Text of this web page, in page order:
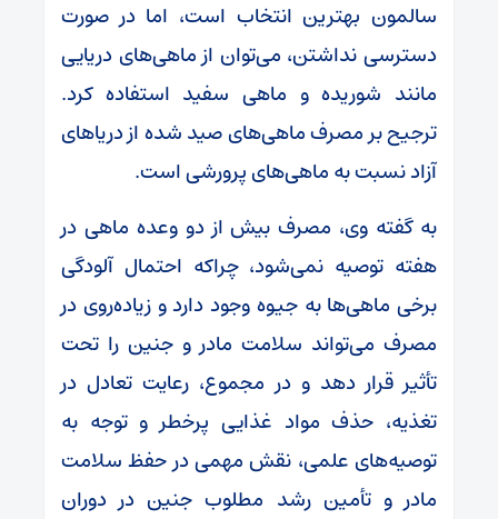
سالمون بهترین انتخاب است، اما در صورت
دسترسی نداشتن، می‌توان از ماهی‌های دریایی
مانند شوریده و ماهی سفید استفاده کرد.
ترجیح بر مصرف ماهی‌های صید شده از دریاهای
آزاد نسبت به ماهی‌های پرورشی است.
به گفته وی، مصرف بیش از دو وعده ماهی در
هفته توصیه نمی‌شود، چراکه احتمال آلودگی
برخی ماهی‌ها به جیوه وجود دارد و زیاده‌روی در
مصرف می‌تواند سلامت مادر و جنین را تحت
تأثیر قرار دهد و در مجموع، رعایت تعادل در
تغذیه، حذف مواد غذایی پرخطر و توجه به
توصیه‌های علمی، نقش مهمی در حفظ سلامت
مادر و تأمین رشد مطلوب جنین در دوران